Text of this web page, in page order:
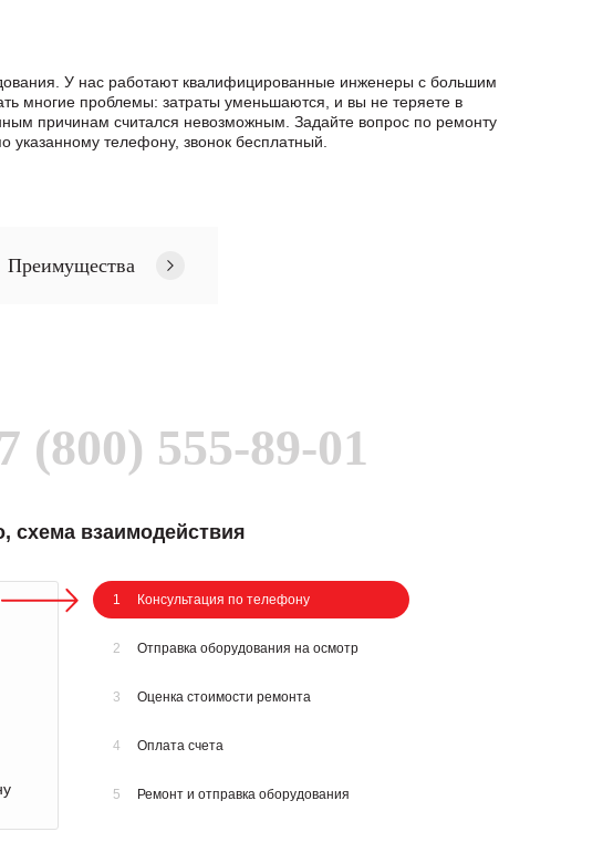
У нас работают квалифицированные инженеры с большим
многие проблемы: затраты уменьшаются, и вы не теряете в
причинам считался невозможным. Задайте вопрос по ремонту
телефону, звонок бесплатный.
Преимущества
(800) 555-89-01
схема взаимодействия
1 Консультация по телефону
2 Отправка оборудования на осмотр
3 Оценка стоимости ремонта
4 Оплата счета
5 Ремонт и отправка оборудования